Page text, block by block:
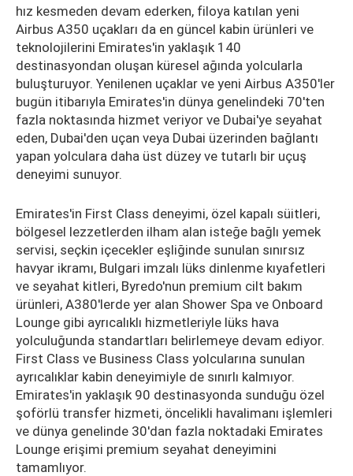
hız kesmeden devam ederken, filoya katılan yeni
Airbus A350 uçakları da en güncel kabin ürünleri ve
teknolojilerini Emirates'in yaklaşık 140
destinasyondan oluşan küresel ağında yolcularla
buluşturuyor. Yenilenen uçaklar ve yeni Airbus A350'ler
bugün itibarıyla Emirates'in dünya genelindeki 70'ten
fazla noktasında hizmet veriyor ve Dubai'ye seyahat
eden, Dubai'den uçan veya Dubai üzerinden bağlantı
yapan yolculara daha üst düzey ve tutarlı bir uçuş
deneyimi sunuyor.
Emirates'in First Class deneyimi, özel kapalı süitleri,
bölgesel lezzetlerden ilham alan isteğe bağlı yemek
servisi, seçkin içecekler eşliğinde sunulan sınırsız
havyar ikramı, Bulgari imzalı lüks dinlenme kıyafetleri
ve seyahat kitleri, Byredo'nun premium cilt bakım
ürünleri, A380'lerde yer alan Shower Spa ve Onboard
Lounge gibi ayrıcalıklı hizmetleriyle lüks hava
yolculuğunda standartları belirlemeye devam ediyor.
First Class ve Business Class yolcularına sunulan
ayrıcalıklar kabin deneyimiyle de sınırlı kalmıyor.
Emirates'in yaklaşık 90 destinasyonda sunduğu özel
şoförlü transfer hizmeti, öncelikli havalimanı işlemleri
ve dünya genelinde 30'dan fazla noktadaki Emirates
Lounge erişimi premium seyahat deneyimini
tamamlıyor.